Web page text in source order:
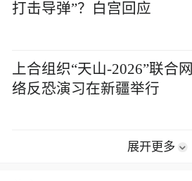
打击导弹”？白宫回应
上合组织“天山-2026”联合网
络反恐演习在新疆举行
展开更多